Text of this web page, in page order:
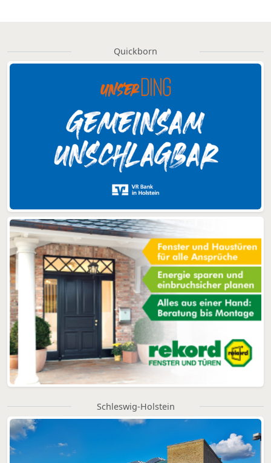
Quickborn
Schleswig-Holstein